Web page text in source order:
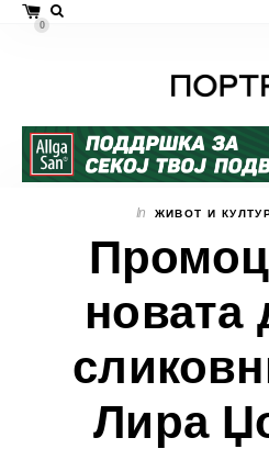
0
In ЖИВОТ И
новата
Лира